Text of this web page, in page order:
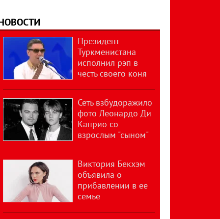
Президент
Туркменистана
исполнил рэп в
честь своего коня
Сеть взбудоражило
фото Леонардо Ди
Каприо со
взрослым "сыном"
Виктория Бекхэм
объявила о
прибавлении в ее
семье